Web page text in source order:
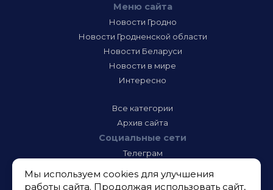
Меню сайта
Новости Гродно
Новости Гродненской области
Новости Беларуси
Новости в мире
Интересно
Все категории
Архив сайта
Социальные сети
Телеграм
Инстаграм
Мы используем cookies для улучшения
работы сайта. Продолжая использовать сайт,